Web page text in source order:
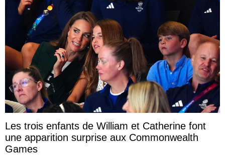
Les trois enfants de William et Catherine font
une apparition surprise aux Commonwealth
Games